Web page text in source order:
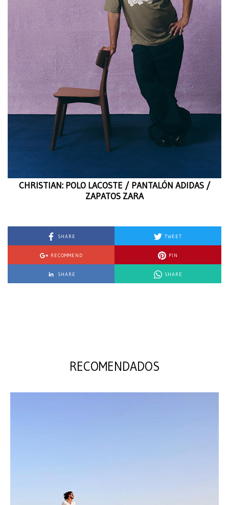
CHRISTIAN: POLO LACOSTE / PANTALÓN ADIDAS /
ZAPATOS ZARA
SHARE TWEET
RECOMMEND PIN
SHARE SHARE
RECOMENDADOS